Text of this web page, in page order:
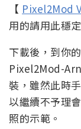
【 Pixel2Mod
用的請用此穩定
下載後，到你
Pixel2Mod-
裝，雖然此時
以繼續不予理
照的示範。